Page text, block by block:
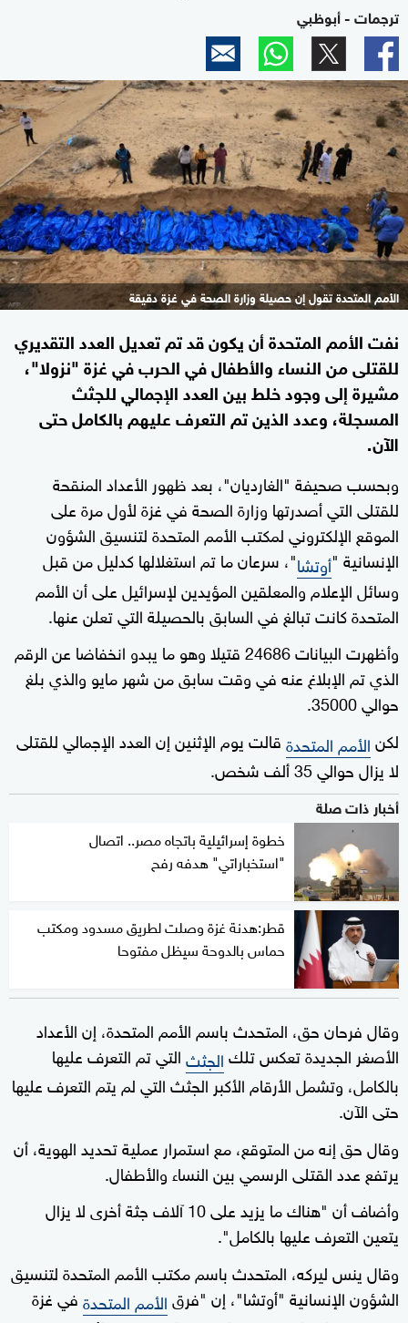
ترجمات - أبوظبي
الأمم المتحدة تقول إن حصيلة وزارة الصحة في غزة دقيقة
نفت الأمم المتحدة أن يكون قد تم تعديل العدد التقديري
للقتلى من النساء والأطفال في الحرب في غزة "نزولا"،
مشيرة إلى وجود خلط بين العدد الإجمالي للجثث
المسجلة، وعدد الذين تم التعرف عليهم بالكامل حتى
الآن.
وبحسب صحيفة "الغارديان"، بعد ظهور الأعداد المنقحة
للقتلى التي أصدرتها وزارة الصحة في غزة لأول مرة على
الموقع الإلكتروني لمكتب الأمم المتحدة لتنسيق الشؤون
الإنسانية "أوتشا"، سرعان ما تم استغلالها كدليل من قبل
وسائل الإعلام والمعلقين المؤيدين لإسرائيل على أن الأمم
المتحدة كانت تبالغ في السابق بالحصيلة التي تعلن عنها.
وأظهرت البيانات 24686 قتيلا وهو ما يبدو انخفاضا عن الرقم
الذي تم الإبلاغ عنه في وقت سابق من شهر مايو والذي بلغ
حوالي 35000.
لكنالأمم المتحدةقالت يوم الإثنين إن العدد الإجمالي للقتلى
لا يزال حوالي 35 ألف شخص.
أخبار ذات صلة
خطوة إسرائيلية باتجاه مصر.. اتصال
"استخباراتي" هدفه رفح
قطر:هدنة غزة وصلت لطريق مسدود ومكتب
حماس بالدوحة سيظل مفتوحا
وقال فرحان حق، المتحدث باسم الأمم المتحدة، إن الأعداد
الأصغر الجديدة تعكس تلكالجثثالتي تم التعرف عليها
بالكامل، وتشمل الأرقام الأكبر الجثث التي لم يتم التعرف عليها
حتى الآن.
وقال حق إنه من المتوقع، مع استمرار عملية تحديد الهوية، أن
يرتفع عدد القتلى الرسمي بين النساء والأطفال.
وأضاف أن "هناك ما يزيد على 10 آلاف جثة أخرى لا يزال
يتعين التعرف عليها بالكامل".
وقال ينس ليركه، المتحدث باسم مكتب الأمم المتحدة لتنسيق
الشؤون الإنسانية "أوتشا"، إن "فرقالأمم المتحدةفي غزة